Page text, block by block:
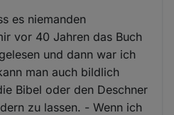
es niemanden
vor 40 Jahren das Buch
und dann war ich
man auch bildlich
Bibel oder den Deschner
zu lassen. - Wenn ich